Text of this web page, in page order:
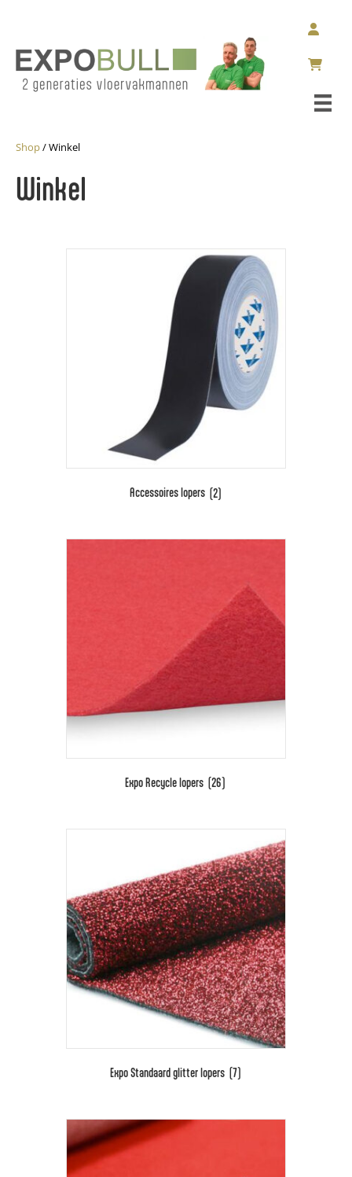
Shop/ Winkel
Winkel
Accessoires lopers (2)
Expo Recycle lopers (26)
Expo Standaard glitter lopers (7)